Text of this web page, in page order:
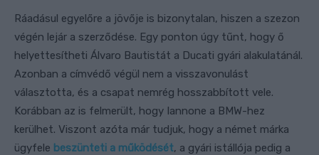
Ráadásul egyelőre a jövője is bizonytalan, hiszen a szezon
végén lejár a szerződése. Egy ponton úgy tűnt, hogy ő
helyettesítheti Álvaro Bautistát a Ducati gyári alakulatánál.
Azonban a címvédő végül nem a visszavonulást
választotta, és a csapat nemrég hosszabbított vele.
Korábban az is felmerült, hogy Iannone a BMW-hez
kerülhet. Viszont azóta már tudjuk, hogy a német márka
ügyfele beszünteti a működését, a gyári istállója pedig a